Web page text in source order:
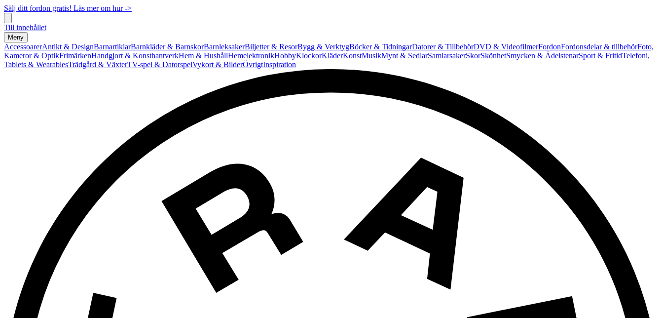
Sälj ditt fordon gratis! Läs mer om hur ->
Till innehållet
Meny
AccessoarerAntikt & DesignBarnartiklarBarnkläder & BarnskorBarnleksakerBiljetter & ResorBygg & VerktygBöcker & TidningarDatorer & TillbehörDVD & VideofilmerFordonFordonsdelar & tillbehörFoto,
Kameror & OptikFrimärkenHandgjort & KonsthantverkHem & HushållHemelektronikHobbyKlockorKläderKonstMusikMynt & SedlarSamlarsakerSkorSkönhetSmycken & ÄdelstenarSport & FritidTelefoni,
Tablets & WearablesTrädgård & VäxterTV-spel & DatorspelVykort & BilderÖvrigtInspiration